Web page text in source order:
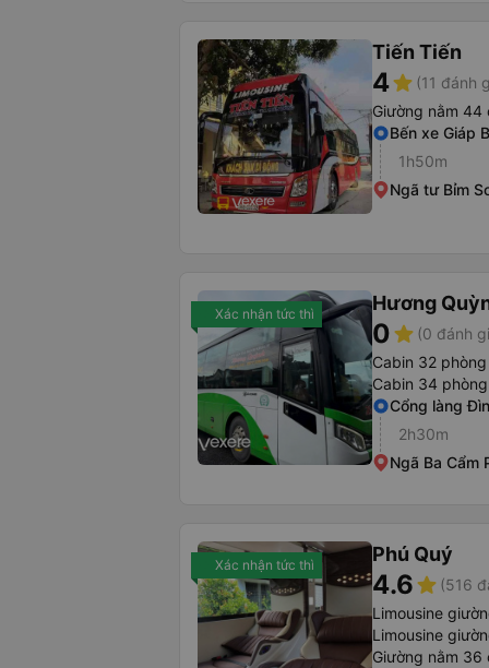
Tiến Tiến
4star (11 đánh
Giường nằm 44
Bến xe Giáp
1h50m
Ngã tư Bỉm
Xác nhận tức thì Hương
0star (0 đánh
Cabin 32 phòng
Cabin 34 phòng
Cổng làng
2h30m
Ngã Ba Cẩm
Xác nhận tức thì Phú Quý
4.6star (516
Limousine
Limousine
Giường nằm 36